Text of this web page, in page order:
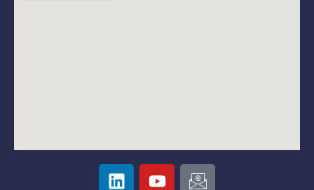
I
c
Y
o
L
i